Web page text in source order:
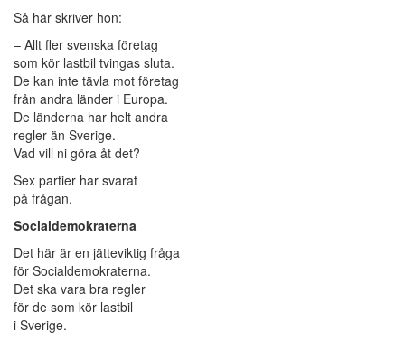
Så här skriver hon:
– Allt fler svenska företag
som kör lastbil tvingas sluta.
De kan inte tävla mot företag
från andra länder i Europa.
De länderna har helt andra
regler än Sverige.
Vad vill ni göra åt det?
Sex partier har svarat
på frågan.
Socialdemokraterna
Det här är en jätteviktig fråga
för Socialdemokraterna.
Det ska vara bra regler
för de som kör lastbil
i Sverige.